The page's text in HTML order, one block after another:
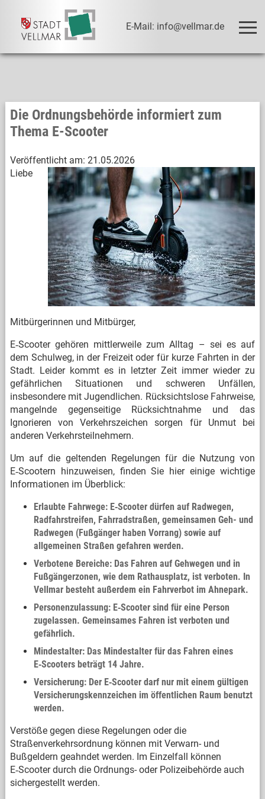
E-Mail: info@vellmar.de
Die Ordnungsbehörde informiert zum
Thema E-Scooter
Veröffentlicht am: 21.05.2026
Liebe
Mitbürgerinnen und Mitbürger,
E‑Scooter gehören mittlerweile zum Alltag – sei es auf
dem Schulweg, in der Freizeit oder für kurze Fahrten in der
Stadt. Leider kommt es in letzter Zeit immer wieder zu
gefährlichen Situationen und schweren Unfällen,
insbesondere mit Jugendlichen. Rücksichtslose Fahrweise,
mangelnde gegenseitige Rücksichtnahme und das
Ignorieren von Verkehrszeichen sorgen für Unmut bei
anderen Verkehrsteilnehmern.
Um auf die geltenden Regelungen für die Nutzung von
E‑Scootern hinzuweisen, finden Sie hier einige wichtige
Informationen im Überblick:
Erlaubte Fahrwege: E‑Scooter dürfen auf Radwegen,
Radfahrstreifen, Fahrradstraßen, gemeinsamen Geh- und
Radwegen (Fußgänger haben Vorrang) sowie auf
allgemeinen Straßen gefahren werden.
Verbotene Bereiche: Das Fahren auf Gehwegen und in
Fußgängerzonen, wie dem Rathausplatz, ist verboten. In
Vellmar besteht außerdem ein Fahrverbot im Ahnepark.
Personenzulassung: E‑Scooter sind für eine Person
zugelassen. Gemeinsames Fahren ist verboten und
gefährlich.
Mindestalter: Das Mindestalter für das Fahren eines
E‑Scooters beträgt 14 Jahre.
Versicherung: Der E‑Scooter darf nur mit einem gültigen
Versicherungskennzeichen im öffentlichen Raum benutzt
werden.
Verstöße gegen diese Regelungen oder die
Straßenverkehrsordnung können mit Verwarn- und
Bußgeldern geahndet werden. Im Einzelfall können
E‑Scooter durch die Ordnungs- oder Polizeibehörde auch
sichergestellt werden.